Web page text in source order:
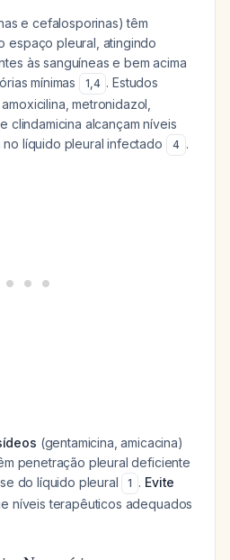
e cefalosporinas) têm
espaço pleural, atingindo
às sanguíneas e bem acima
mínimas
1,4 . Estudos
metronidazol,
clindamicina alcançam níveis
líquido pleural infectado
4 .
(gentamicina, amicacina)
penetração pleural deficiente
do líquido pleural
1 . Evite
níveis terapêuticos adequados